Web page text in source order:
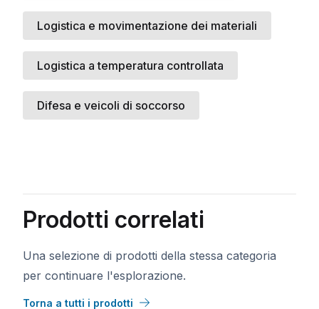
Reditto Annuale Settore
Fonte del Lead Via
Logistica e movimentazione dei materiali
Logistica a temperatura controllata
Difesa e veicoli di soccorso
Prodotti correlati
Una selezione di prodotti della stessa categoria
per continuare l'esplorazione.
Torna a tutti i prodotti